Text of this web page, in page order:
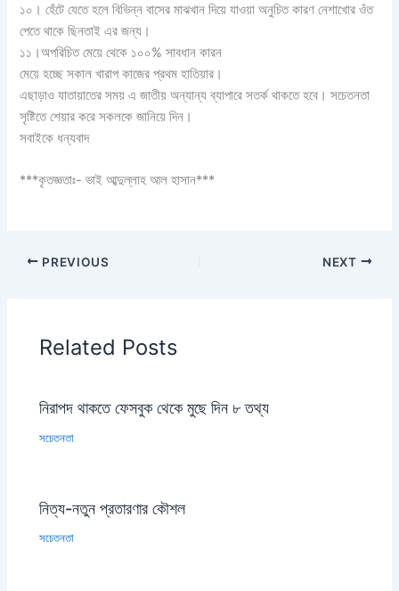
১০। হেঁটে যেতে হলে বিভিন্ন বাসের মাঝখান দিয়ে যাওয়া অনুচিত কারণ নেশাখোর ওঁত
পেতে থাকে ছিনতাই এর জন্য।
১১।অপরিচিত মেয়ে থেকে ১০০% সাবধান কারন
মেয়ে হচ্ছে সকাল খারাপ কাজের প্রথম হাতিয়ার।
এছাড়াও যাতায়াতের সময় এ জাতীয় অন্যান্য ব্যাপারে সতর্ক থাকতে হবে। সচেতনতা
সৃষ্টিতে শেয়ার করে সকলকে জানিয়ে দিন।
সবাইকে ধন্যবাদ
***কৃতজ্ঞতাঃ- ভাই আব্দুল্লাহ আল হাসান***
PREVIOUS NEXT
Related Posts
নিরাপদ থাকতে ফেসবুক থেকে মুছে দিন ৮ তথ্য
সচেতনতা
নিত্য-নতুন প্রতারণার কৌশল
সচেতনতা